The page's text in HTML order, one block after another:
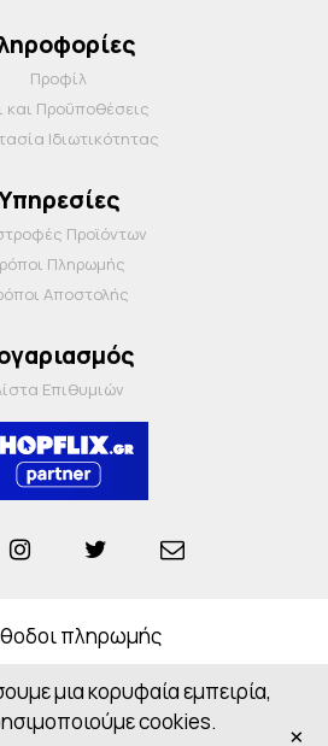
Προφίλ
και Προΰποθέσεις
Ιδιωτικότητας
Προϊόντων
Πληρωμής
Αποστολής
Επιθυμιών
© 2026 - All Rights Reserved
byCloudOn
μια κορυφαία εμπειρία,
cookies.
×